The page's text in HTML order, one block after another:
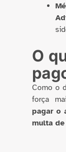
O
Como o
força
pagar o
multa